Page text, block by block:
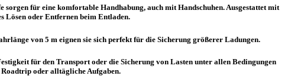
für eine komfortable Handhabung, auch mit Handschuhen. Ausgestattet mit
Lösen oder Entfernen beim Entladen.
von 5 m eignen sie sich perfekt für die Sicherung größerer Ladungen.
für den Transport oder die Sicherung von Lasten unter allen Bedingungen
oder alltägliche Aufgaben.